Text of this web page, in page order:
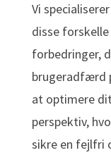
Vi
disse
forbedringer,
brugeradfærd
at optimere
perspektiv,
sikre en fejlfri